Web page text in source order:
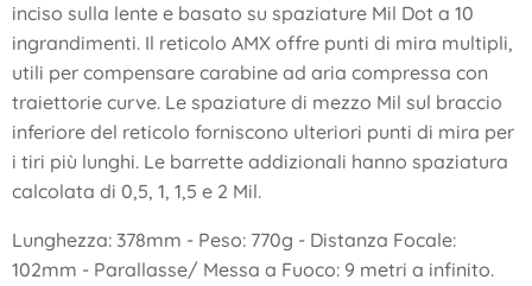
inciso sulla lente e basato su spaziature Mil Dot a 10
ingrandimenti. Il reticolo AMX offre punti di mira multipli,
utili per compensare carabine ad aria compressa con
traiettorie curve. Le spaziature di mezzo Mil sul braccio
inferiore del reticolo forniscono ulteriori punti di mira per
i tiri più lunghi. Le barrette addizionali hanno spaziatura
calcolata di 0,5, 1, 1,5 e 2 Mil.
Lunghezza: 378mm - Peso: 770g - Distanza Focale:
102mm - Parallasse/ Messa a Fuoco: 9 metri a infinito.